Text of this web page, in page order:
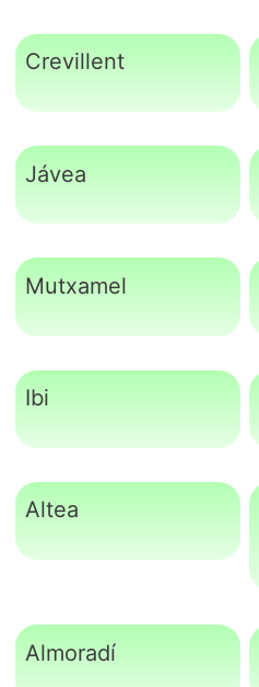
Crevillent
Jávea
Mutxamel
Ibi
Altea
Almoradí